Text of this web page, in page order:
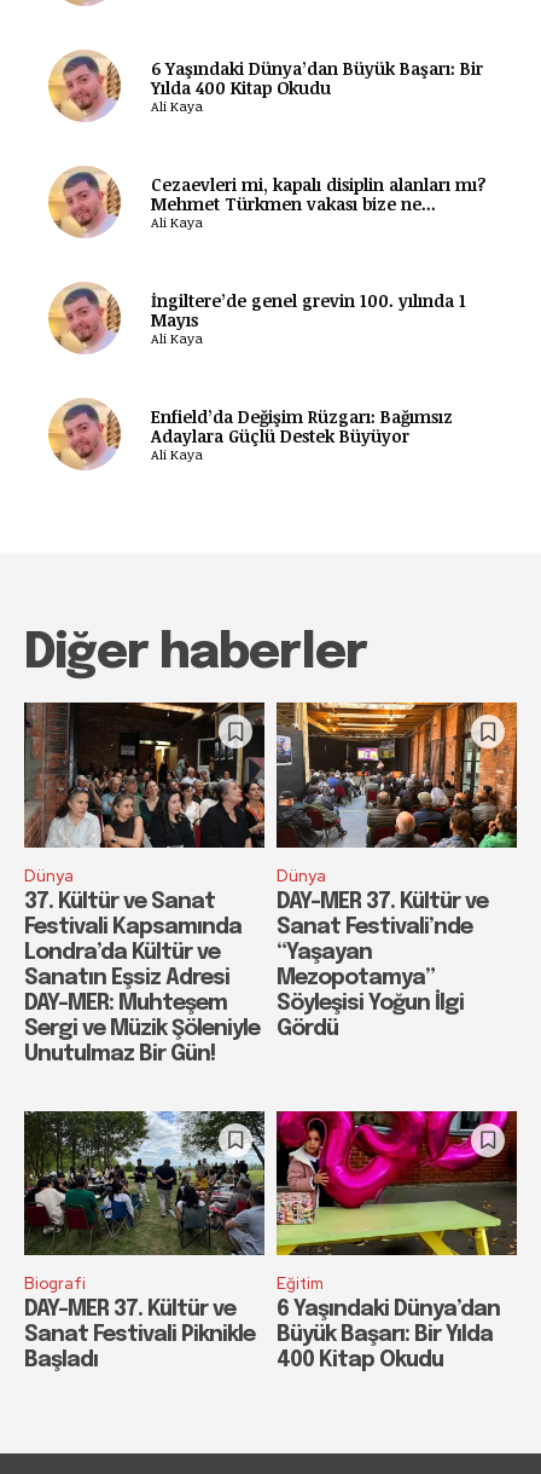
6 Yaşındaki Dünya’dan Büyük Başarı: Bir
Yılda 400 Kitap Okudu
Ali Kaya
Cezaevleri mi, kapalı disiplin alanları mı?
Mehmet Türkmen vakası bize ne...
Ali Kaya
İngiltere’de genel grevin 100. yılında 1
Mayıs
Ali Kaya
Enfield’da Değişim Rüzgarı: Bağımsız
Adaylara Güçlü Destek Büyüyor
Ali Kaya
Diğer haberler
Dünya
37. Kültür ve Sanat
Festivali Kapsamında
Londra’da Kültür ve
Sanatın Eşsiz Adresi
DAY-MER: Muhteşem
Sergi ve Müzik Şöleniyle
Unutulmaz Bir Gün!
Dünya
DAY-MER 37. Kültür ve
Sanat Festivali’nde
“Yaşayan
Mezopotamya”
Söyleşisi Yoğun İlgi
Gördü
Biografi
DAY-MER 37. Kültür ve
Sanat Festivali Piknikle
Başladı
Eğitim
6 Yaşındaki Dünya’dan
Büyük Başarı: Bir Yılda
400 Kitap Okudu